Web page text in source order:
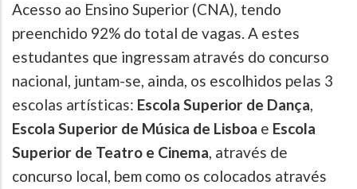
Acesso ao Ensino Superior (CNA), tendo
preenchido 92% do total de vagas. A estes
estudantes que ingressam através do concurso
nacional, juntam-se, ainda, os escolhidos pelas 3
escolas artísticas: Escola Superior de Dança,
Escola Superior de Música de Lisboa e Escola
Superior de Teatro e Cinema, através de
concurso local, bem como os colocados através